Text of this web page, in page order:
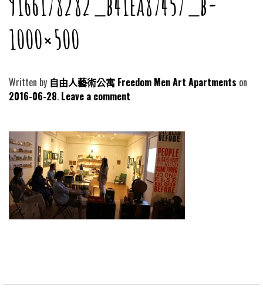
1000×500
Written by 自由人藝術公寓 Freedom Men Art Apartments
2016-06-28 Leave a comment